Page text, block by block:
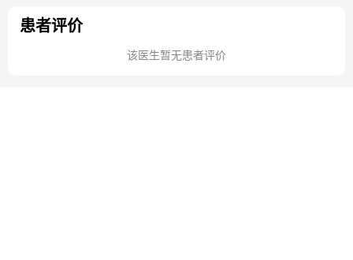
患者评价
该医生暂无患者评价